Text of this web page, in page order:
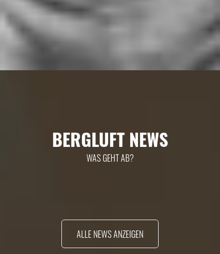
BERGLUFT NEWS
WAS GEHT AB?
ALLE NEWS ANZEIGEN